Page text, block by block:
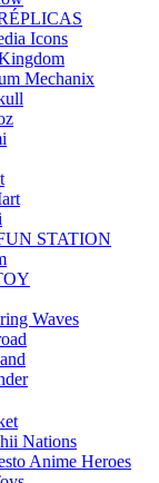
Icons
Mechanix
STATION
Waves
Nations
Anime Heroes